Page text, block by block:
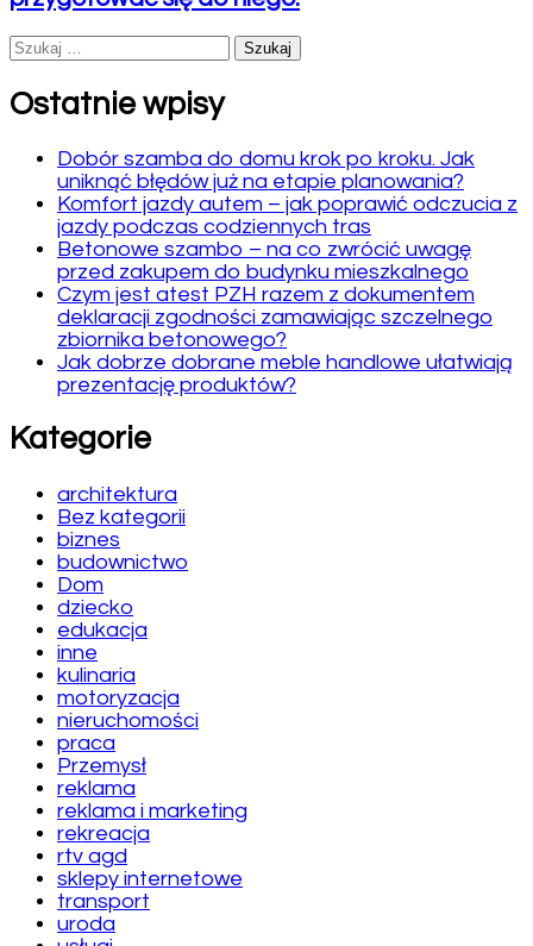
Szukaj:
Ostatnie wpisy
Dobór szamba do domu krok po kroku. Jak
uniknąć błędów już na etapie planowania?
Komfort jazdy autem – jak poprawić odczucia z
jazdy podczas codziennych tras
Betonowe szambo – na co zwrócić uwagę
przed zakupem do budynku mieszkalnego
Czym jest atest PZH razem z dokumentem
deklaracji zgodności zamawiając szczelnego
zbiornika betonowego?
Jak dobrze dobrane meble handlowe ułatwiają
prezentację produktów?
Kategorie
architektura
Bez kategorii
biznes
budownictwo
Dom
dziecko
edukacja
inne
kulinaria
motoryzacja
nieruchomości
praca
Przemysł
reklama
reklama i marketing
rekreacja
rtv agd
sklepy internetowe
transport
uroda